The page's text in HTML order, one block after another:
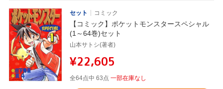
セット コミック
【コミック】ポケットモンスタースペシャル
(1～64巻)セット
山本サトシ(著者)
¥22,605
全64点中 63点 一部在庫なし